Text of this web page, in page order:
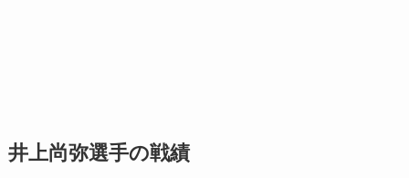
井上尚弥選手の戦績